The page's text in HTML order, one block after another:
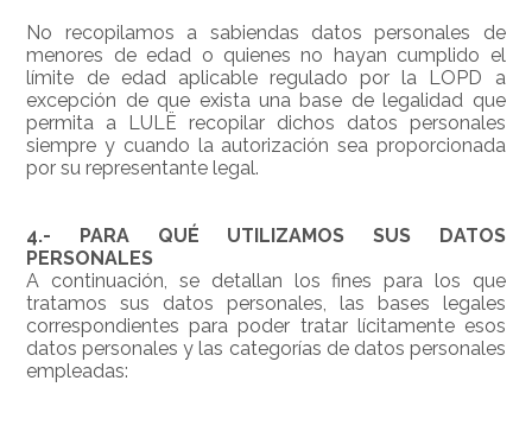
No recopilamos a sabiendas datos personales de
menores de edad o quienes no hayan cumplido el
límite de edad aplicable regulado por la LOPD a
excepción de que exista una base de legalidad que
permita a LULË recopilar dichos datos personales
siempre y cuando la autorización sea proporcionada
por su representante legal.
4.- PARA QUÉ UTILIZAMOS SUS DATOS
PERSONALES
A continuación, se detallan los fines para los que
tratamos sus datos personales, las bases legales
correspondientes para poder tratar lícitamente esos
datos personales y las categorías de datos personales
empleadas: